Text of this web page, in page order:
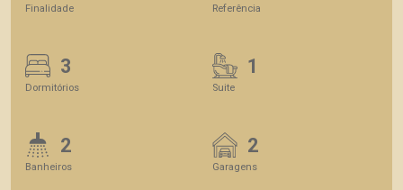
Finalidade Referência
3
Dormitórios
1
Suite
2
Banheiros
2
Garagens